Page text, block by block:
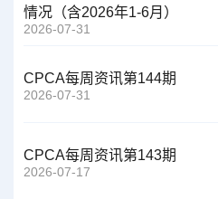
情况（含2026年1-6月）
2026-07-31
CPCA每周资讯第144期
2026-07-31
CPCA每周资讯第143期
2026-07-17